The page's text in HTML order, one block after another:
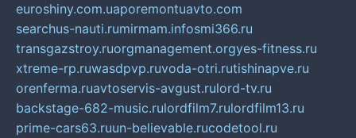
euroshiny.com.uaporemontuavto.com
searchus-nauti.rumirmam.infosmi366.ru
transgazstroy.ruorgmanagement.orgyes-fitness.ru
xtreme-rp.ruwasdpvp.ruvoda-otri.rutishinapve.ru
orenferma.ruavtoservis-avgust.rulord-tv.ru
backstage-682-music.rulordfilm7.rulordfilm13.ru
prime-cars63.ruun-believable.rucodetool.ru